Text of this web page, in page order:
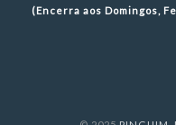
(Encerra aos Domingos,